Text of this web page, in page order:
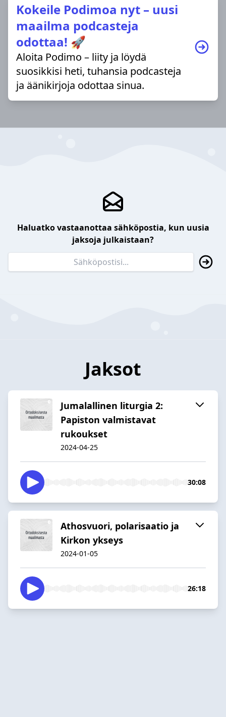
Kokeile Podimoa nyt – uusi
maailma podcasteja
odottaa! 🚀
Aloita Podimo – liity ja löydä
suosikkisi heti, tuhansia podcasteja
ja äänikirjoja odottaa sinua.
Haluatko vastaanottaa sähköpostia, kun uusia
jaksoja julkaistaan?
Jaksot
Jumalallinen liturgia 2:
Papiston valmistavat
rukoukset
2024-04-25
30:08
Athosvuori, polarisaatio ja
Kirkon ykseys
2024-01-05
26:18